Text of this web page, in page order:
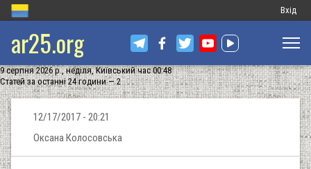
Меню
запису
Вхід
ar25.org
9 серпня 2026 р., неділя, Київський час 00:48
Статей за останні 24 години — 2
12/17/2017 - 20:21
Оксана Колосовська